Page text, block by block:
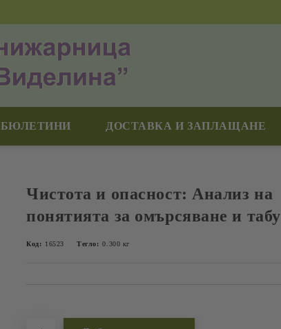
БЮЛЕТИНИ ДОСТАВКА И ЗАПЛАЩАНЕ
Чистота и опасност: Анализ на
понятията за омърсяване и табу
Код: 16523 Тегло: 0.300 кг